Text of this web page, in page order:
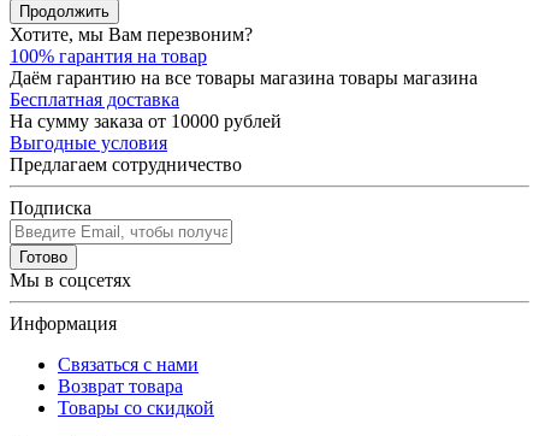
Продолжить
Хотите, мы Вам перезвоним?
100% гарантия на товар
Даём гарантию на все товары магазина товары магазина
Бесплатная доставка
На сумму заказа от 10000 рублей
Выгодные условия
Предлагаем сотрудничество
Подписка
Готово
Мы в соцсетях
Информация
Связаться с нами
Возврат товара
Товары со скидкой